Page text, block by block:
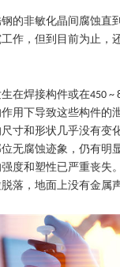
的非敏化晶间腐蚀直
作，但到目前为止，
在焊接构件或在450
用下导致这些构件的
寸和形状几乎没有变
无腐蚀迹象，仍有明
度和塑性已严重丧失
落，地面上没有金属声